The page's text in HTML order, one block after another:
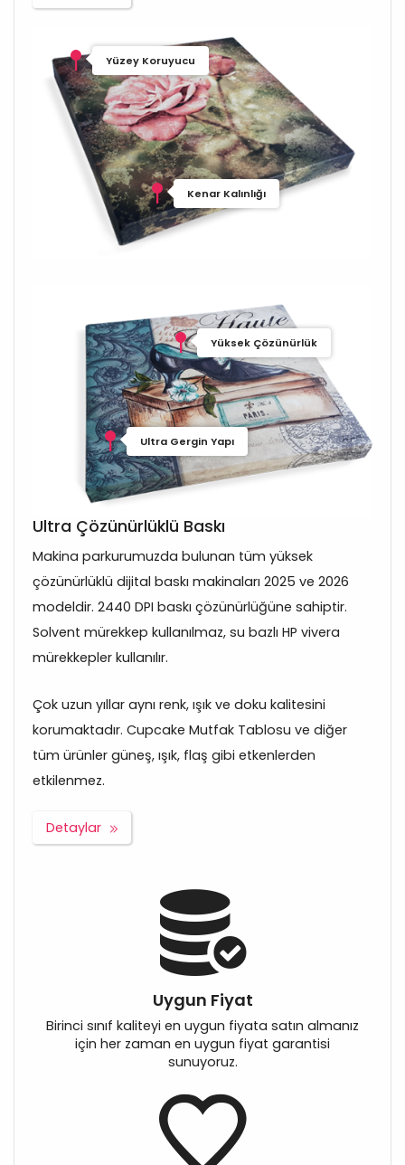
Yüzey Koruyucu
Kenar Kalınlığı
Yüksek Çözünürlük
Ultra Gergin Yapı
Ultra Çözünürlüklü Baskı
Makina parkurumuzda bulunan tüm yüksek
çözünürlüklü dijital baskı makinaları 2025 ve 2026
modeldir. 2440 DPI baskı çözünürlüğüne sahiptir.
Solvent mürekkep kullanılmaz, su bazlı HP vivera
mürekkepler kullanılır.
Çok uzun yıllar aynı renk, ışık ve doku kalitesini
korumaktadır. Cupcake Mutfak Tablosu ve diğer
tüm ürünler güneş, ışık, flaş gibi etkenlerden
etkilenmez.
Detaylar
Uygun Fiyat
Birinci sınıf kaliteyi en uygun fiyata satın almanız
için her zaman en uygun fiyat garantisi
sunuyoruz.